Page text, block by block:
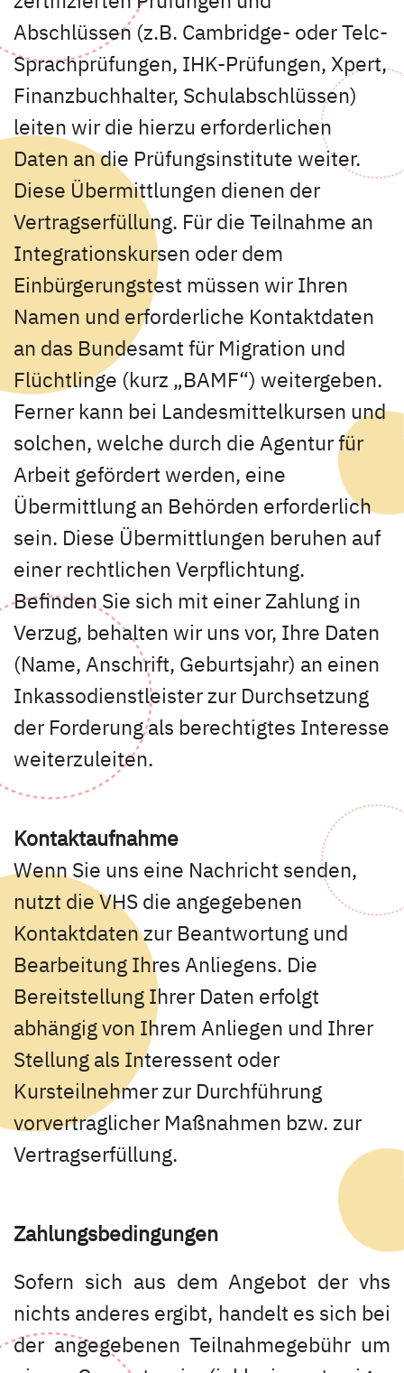
Abschlüssen (z.B. Cambridge- oder Telc-
Sprachprüfungen, IHK-Prüfungen, Xpert,
Finanzbuchhalter, Schulabschlüssen)
leiten wir die hierzu erforderlichen
Daten an die Prüfungsinstitute weiter.
Diese Übermittlungen dienen der
Vertragserfüllung. Für die Teilnahme an
Integrationskursen oder dem
Einbürgerungstest müssen wir Ihren
Namen und erforderliche Kontaktdaten
an das Bundesamt für Migration und
Flüchtlinge (kurz „BAMF“) weitergeben.
Ferner kann bei Landesmittelkursen und
solchen, welche durch die Agentur für
Arbeit gefördert werden, eine
Übermittlung an Behörden erforderlich
sein. Diese Übermittlungen beruhen auf
einer rechtlichen Verpflichtung.
Befinden Sie sich mit einer Zahlung in
Verzug, behalten wir uns vor, Ihre Daten
(Name, Anschrift, Geburtsjahr) an einen
Inkassodienstleister zur Durchsetzung
der Forderung als berechtigtes Interesse
weiterzuleiten.
Kontaktaufnahme
Wenn Sie uns eine Nachricht senden,
nutzt die VHS die angegebenen
Kontaktdaten zur Beantwortung und
Bearbeitung Ihres Anliegens. Die
Bereitstellung Ihrer Daten erfolgt
abhängig von Ihrem Anliegen und Ihrer
Stellung als Interessent oder
Kursteilnehmer zur Durchführung
vorvertraglicher Maßnahmen bzw. zur
Vertragserfüllung.
Zahlungsbedingungen
Sofern sich aus dem Angebot der vhs
nichts anderes ergibt, handelt es sich bei
der angegebenen Teilnahmegebühr um